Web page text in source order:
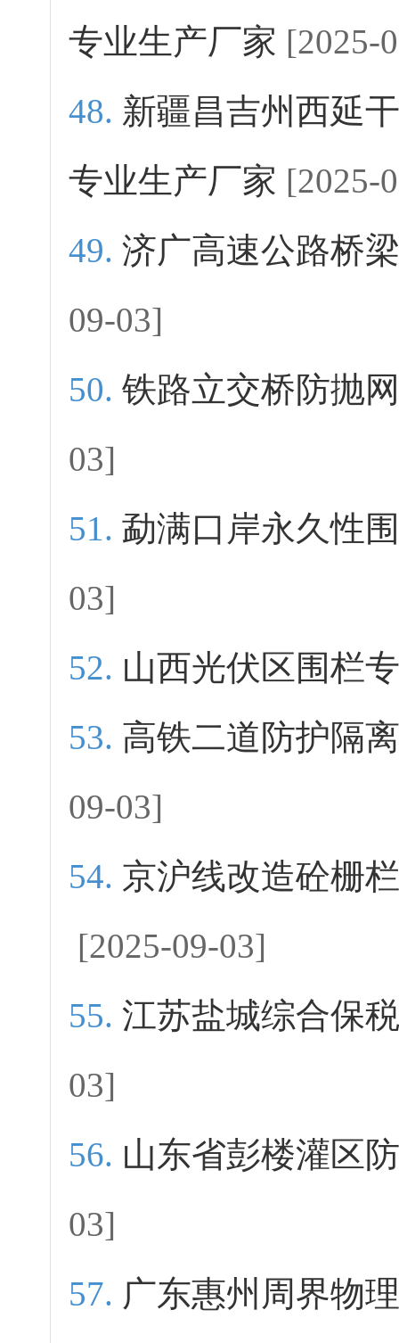
专业生产厂家 [2025-
新疆昌吉州西延
专业生产厂家 [2025-
济广高速公路桥
09-03]
铁路立交桥防抛
03]
勐满口岸永久性
03]
山西光伏区围栏
高铁二道防护隔
09-03]
京沪线改造砼栅
[2025-09-03]
江苏盐城综合保
03]
山东省彭楼灌区
03]
广东惠州周界物